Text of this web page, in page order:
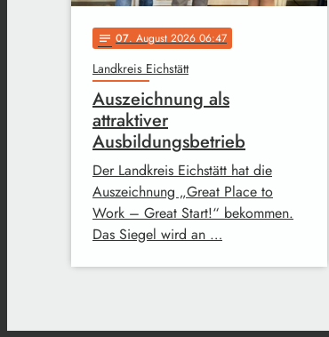
notes 07. August 2026 06:47
Landkreis Eichstätt
Auszeichnung als
attraktiver
Ausbildungsbetrieb
Der Landkreis Eichstätt hat die
Auszeichnung „Great Place to
Work – Great Start!“ bekommen.
Das Siegel wird an …